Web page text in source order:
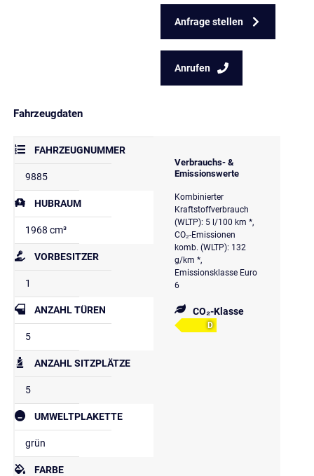
Anfrage stellen
Anrufen
Fahrzeugdaten
FAHRZEUGNUMMER
9885
HUBRAUM
1968 cm³
VORBESITZER
1
ANZAHL TÜREN
5
ANZAHL SITZPLÄTZE
5
UMWELTPLAKETTE
grün
FARBE
Verbrauchs- &
Emissionswerte
Kombinierter
Kraftstoffverbrauch
(WLTP): 5 l/100 km *,
CO₂-Emissionen
komb. (WLTP): 132
g/km *,
Emissionsklasse Euro
6
CO₂-Klasse
D